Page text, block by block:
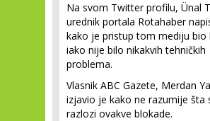
Na svom Twitter profilu, Ünal
urednik portala Rotahaber
kako je pristup tom mediju bio
iako nije bilo nikakvih tehničkih
problema.
Vlasnik ABC Gazete, Merdan
izjavio je kako ne razumije šta
razlozi ovakve blokade.